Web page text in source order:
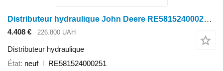
Distributeur hydraulique John Deere RE581524000251 pour moissonneuse-batteuse John Deere
4.408 € 226.800 UAH
Distributeur hydraulique
État neuf
RE581524000251